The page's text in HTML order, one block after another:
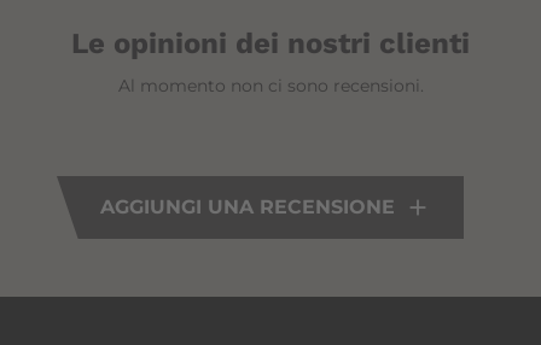
Le opinioni dei nostri clienti
Al momento non ci sono recensioni.
AGGIUNGI UNA RECENSIONE